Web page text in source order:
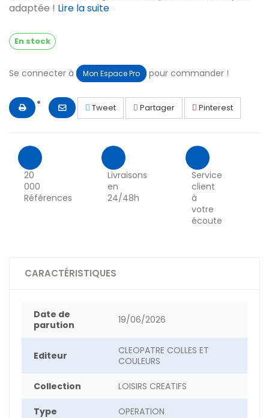
adaptée ! Lire la suite
En stock
Se connecter à Mon Espace Pro pour commander !
Tweet Partager Pinterest
20
000
Références
Livraisons
en
24/48h
Service
client
à
votre
écoute
CARACTÉRISTIQUES
Date de
parution
19/06/2026
Editeur
CLEOPATRE COLLES ET
COULEURS
Collection LOISIRS CREATIFS
Type OPERATION